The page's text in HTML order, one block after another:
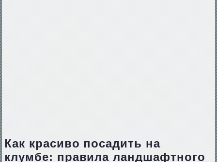
Как красиво посадить на
клумбе: правила ландшафтного